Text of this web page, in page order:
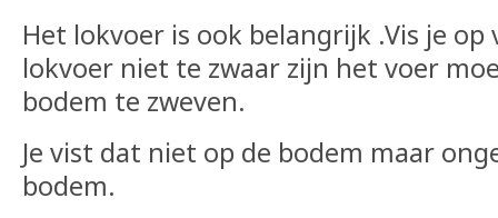
Het lokvoer is ook belangrijk .Vis je
lokvoer niet te zwaar zijn het voer
bodem te zweven.
Je vist dat niet op de bodem maar
bodem.